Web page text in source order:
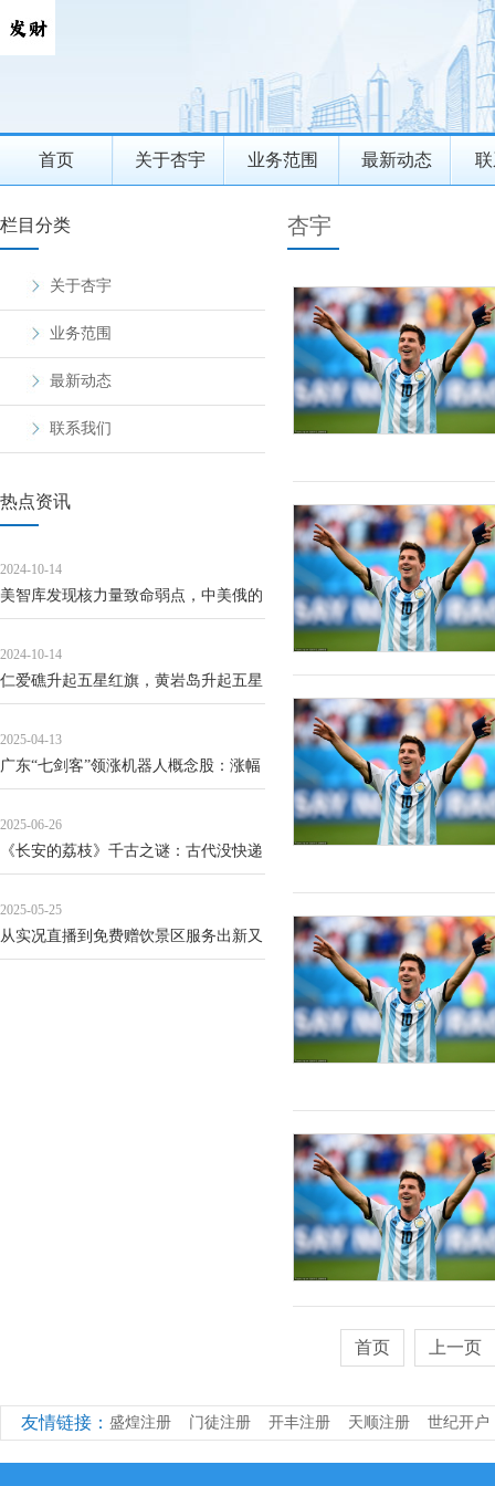
首页 关于杏宇 业务范围 最新动态
栏目分类
关于杏宇
业务范围
最新动态
联系我们
热点资讯
2024-10-14
美智库发现核力量致命弱点，中美俄的
2024-10-14
仁爱礁升起五星红旗，黄岩岛升起五星
2025-04-13
广东“七剑客”领涨机器人概念股：涨幅
2025-06-26
《长安的荔枝》千古之谜：古代没快递
_秦朝_驰道
2025-05-25
从实况直播到免费赠饮景区服务出新又
杏宇
首页 上一页
友情链接： 盛煌注册 门徒注册 开丰注册 天顺注册 世纪开户